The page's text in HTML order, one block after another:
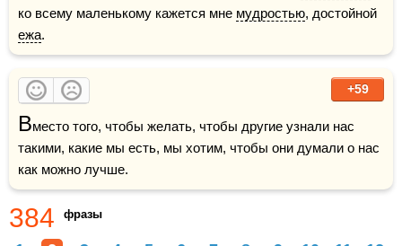
ко всему маленькому кажется мне мудростью
ежа.
+59
Вместо того, чтобы желать, чтобы другие узнали нас
такими, какие мы есть, мы хотим, чтобы они думали о нас
как можно лучше.
384 фразы